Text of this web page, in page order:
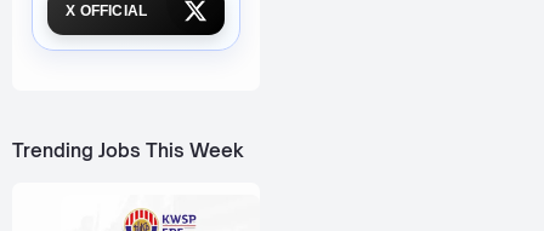
X OFFICIAL
Trending Jobs This Week